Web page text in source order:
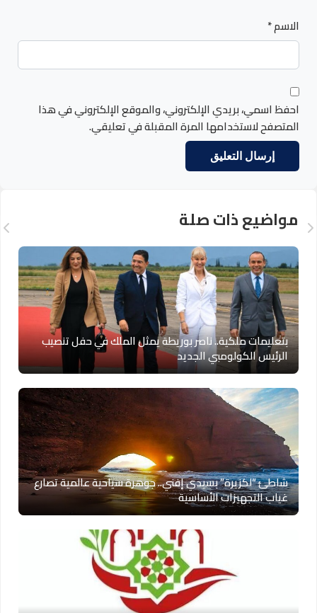
الاسم*
احفظ اسمي، بريدي الإلكتروني، والموقع الإلكتروني في هذا
المتصفح لاستخدامها المرة المقبلة في تعليقي.
مواضيع ذات صلة
بتعليمات ملكية.. ناصر بوريطة يمثل الملك في حفل تنصيب
الرئيس الكولومبي الجديد
شاطئ “لكزيرة” بسيدي إفني.. جوهرة سياحية عالمية تصارع
غياب التجهيزات الأساسية